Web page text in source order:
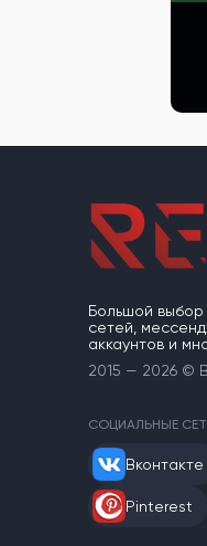
Большой выбор
сетей,
аккаунтов и
2015 — 2026 ©
СОЦИАЛЬНЫЕ
Вконтакте
Pinterest